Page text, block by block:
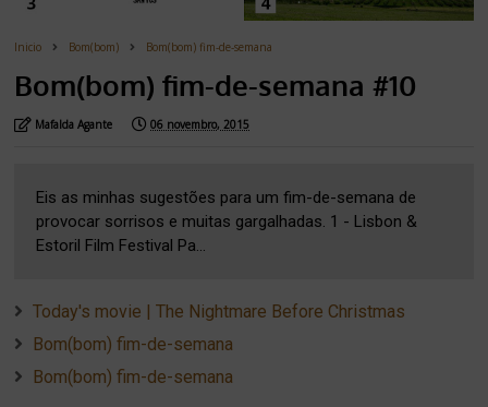
Inicio Bom(bom) Bom(bom) fim-de-semana
Bom(bom) fim-de-semana #10
Mafalda Agante 06 novembro, 2015
Eis as minhas sugestões para um fim-de-semana de
provocar sorrisos e muitas gargalhadas. 1 - Lisbon &
Estoril Film Festival Pa...
Today's movie | The Nightmare Before Christmas
Bom(bom) fim-de-semana
Bom(bom) fim-de-semana